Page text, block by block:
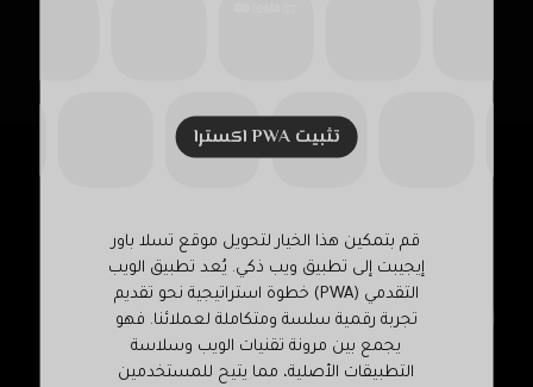
تثبيت PWA اکسترا
قم بتمكين هذا الخيار لتحويل موقع تسلا باور
إيجيبت إلى تطبيق ويب ذكي. يُعد تطبيق الويب
التقدمي (PWA) خطوة استراتيجية نحو تقديم
تجربة رقمية سلسة ومتكاملة لعملائنا. فهو
يجمع بين مرونة تقنيات الويب وسلاسة
التطبيقات الأصلية، مما يتيح للمستخدمين
معلومات المكتب
٤٢ برج صلاح الدين الدور الثانى شقه ٦ – المريوطيه
,فيصل -الجيزه .